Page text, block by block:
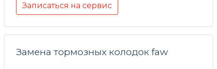
Записаться на сервис
Замена тормозных колодок faw